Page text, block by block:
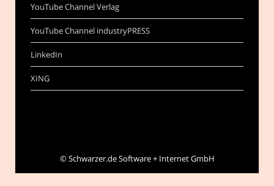
YouTube Channel Verlag
YouTube Channel industryPRESS
LinkedIn
XING
©Schwarzer.de Software + Internet GmbH